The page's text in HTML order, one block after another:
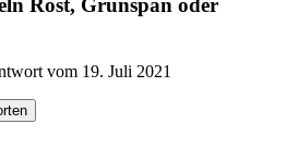
Rost, Grünspan oder
vom 19. Juli 2021